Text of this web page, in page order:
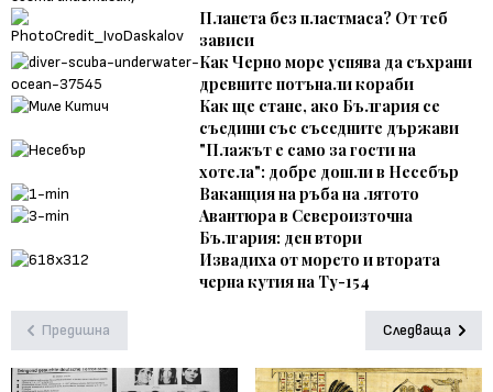
Планета без пластмаса? От теб
зависи
Как Черно море успява да съхрани
древните потънали кораби
Как ще стане, ако България се
съедини със съседните държави
"Плажът е само за гости на
хотела": добре дошли в Несебър
Ваканция на ръба на лятото
Авантюра в Североизточна
България: ден втори
Извадиха от морето и втората
черна кутия на Ту-154
Предишна Следваща